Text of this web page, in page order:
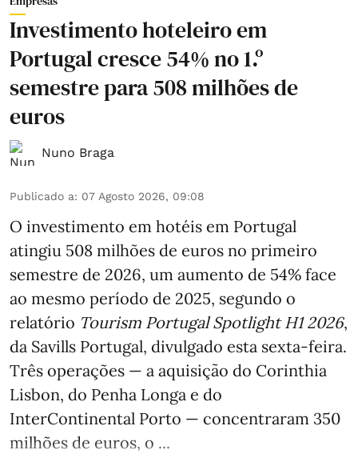
Investimento hoteleiro em
Portugal cresce 54% no 1.º
semestre para 508 milhões de
euros
Nuno Braga
Publicado a: 07 Agosto 2026, 09:08
O investimento em hotéis em Portugal
atingiu 508 milhões de euros no primeiro
semestre de 2026, um aumento de 54% face
ao mesmo período de 2025, segundo o
relatório Tourism Portugal Spotlight H1 2026,
da Savills Portugal, divulgado esta sexta-feira.
Três operações — a aquisição do Corinthia
Lisbon, do Penha Longa e do
InterContinental Porto — concentraram 350
milhões de euros, o ...